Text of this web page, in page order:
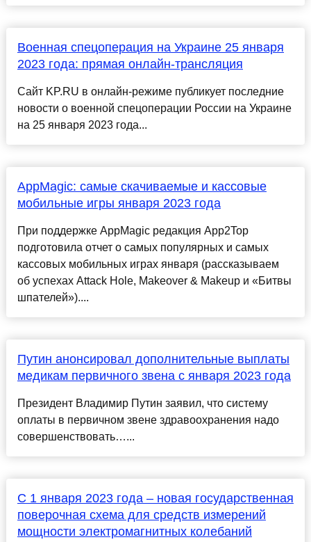
Военная спецоперация на Украине 25 января
2023 года: прямая онлайн-трансляция
Сайт KP.RU в онлайн-режиме публикует последние
новости о военной спецоперации России на Украине
на 25 января 2023 года...
AppMagic: самые скачиваемые и кассовые
мобильные игры января 2023 года
При поддержке AppMagic редакция App2Top
подготовила отчет о самых популярных и самых
кассовых мобильных играх января (рассказываем
об успехах Attack Hole, Makeover & Makeup и «Битвы
шпателей»)....
Путин анонсировал дополнительные выплаты
медикам первичного звена с января 2023 года
Президент Владимир Путин заявил, что систему
оплаты в первичном звене здравоохранения надо
совершенствовать…...
С 1 января 2023 года – новая государственная
поверочная схема для средств измерений
мощности электромагнитных колебаний